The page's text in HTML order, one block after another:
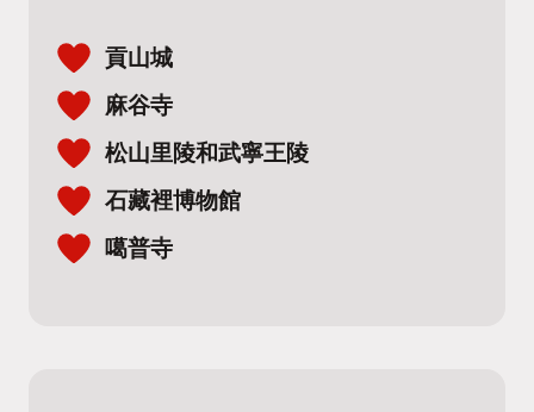
貢山城
麻谷寺
松山里陵和武寧王陵
石藏裡博物館
噶普寺